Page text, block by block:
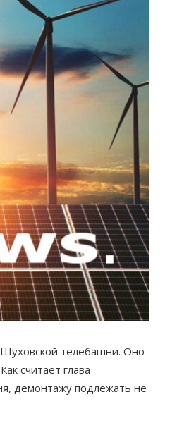
Шуховской телебашни. Оно
считает глава
демонтажу подлежать не